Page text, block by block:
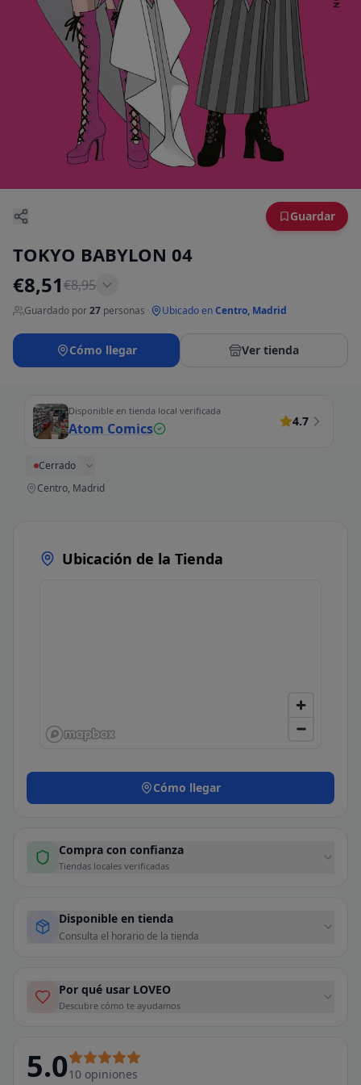
Guardar
TOKYO BABYLON 04
€8,51€8,95
Guardado por27 personas Ubicado enCentro, Madrid
Cómo llegar Ver tienda
Disponible en tienda local verificada
Atom Comics 4.7
Cerrado
Centro, Madrid
Ubicación de la Tienda
Cómo llegar
Compra con confianza
Tiendas locales verificadas
Disponible en tienda
Consulta el horario de la tienda
Por qué usar LOVEO
Descubre cómo te ayudamos
5.010 opiniones